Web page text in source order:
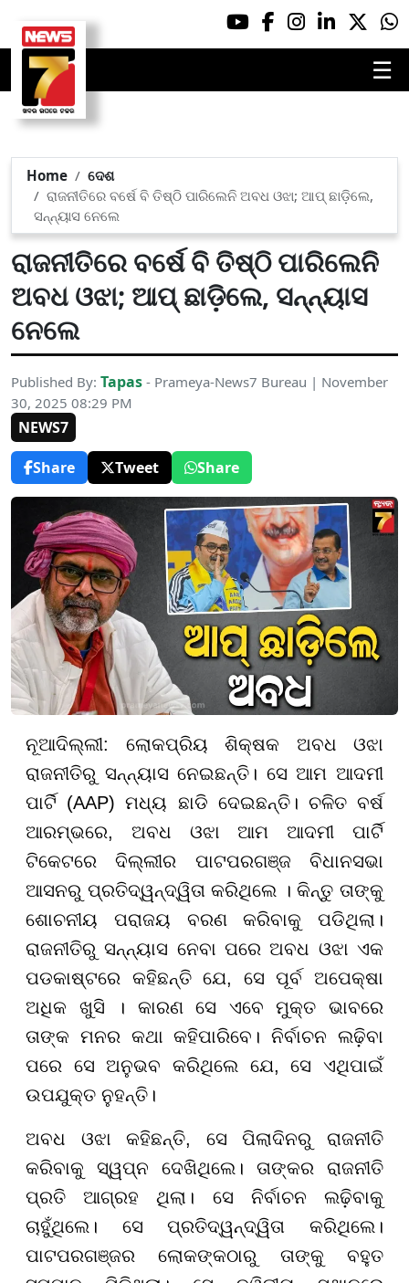
☰
Home
ଦେଶ
ରାଜନୀତିରେ ବର୍ଷେ ବି ତିଷ୍ଠି ପାରିଲେନି ଅବଧ ଓଝା; ଆପ୍ ଛାଡ଼ିଲେ,
ସନ୍ନ୍ୟାସ ନେଲେ
ରାଜନୀତିରେ ବର୍ଷେ ବି ତିଷ୍ଠି ପାରିଲେନି
ଅବଧ ଓଝା; ଆପ୍ ଛାଡ଼ିଲେ, ସନ୍ନ୍ୟାସ
ନେଲେ
Published By: Tapas - Prameya-News7 Bureau | November
30, 2025 08:29 PM
NEWS7
Share
Tweet Share
ନୂଆଦିଲ୍ଲୀ: ଲୋକପ୍ରିୟ ଶିକ୍ଷକ ଅବଧ ଓଝା
ରାଜନୀତିରୁ ସନ୍ନ୍ୟାସ ନେଇଛନ୍ତି। ସେ ଆମ ଆଦମୀ
ପାର୍ଟି (AAP) ମଧ୍ୟ ଛାଡି ଦେଇଛନ୍ତି। ଚଳିତ ବର୍ଷ
ଆରମ୍ଭରେ, ଅବଧ ଓଝା ଆମ ଆଦମୀ ପାର୍ଟି
ଟିକେଟରେ ଦିଲ୍ଲୀର ପାଟପରଗଞ୍ଜ ବିଧାନସଭା
ଆସନରୁ ପ୍ରତିଦ୍ୱନ୍ଦ୍ୱିତା କରିଥିଲେ । କିନ୍ତୁ ତାଙ୍କୁ
ଶୋଚନୀୟ ପରାଜୟ ବରଣ କରିବାକୁ ପଡିଥିଲା।
ରାଜନୀତିରୁ ସନ୍ନ୍ୟାସ ନେବା ପରେ ଅବଧ ଓଝା ଏକ
ପଡକାଷ୍ଟରେ କହିଛନ୍ତି ଯେ, ସେ ପୂର୍ବ ଅପେକ୍ଷା
ଅଧିକ ଖୁସି । କାରଣ ସେ ଏବେ ମୁକ୍ତ ଭାବରେ
ତାଙ୍କ ମନର କଥା କହିପାରିବେ। ନିର୍ବାଚନ ଲଢ଼ିବା
ପରେ ସେ ଅନୁଭବ କରିଥିଲେ ଯେ, ସେ ଏଥିପାଇଁ
ଉପଯୁକ୍ତ ନୁହନ୍ତି।
ଅବଧ ଓଝା କହିଛନ୍ତି, ସେ ପିଲାଦିନରୁ ରାଜନୀତି
କରିବାକୁ ସ୍ୱପ୍ନ ଦେଖିଥିଲେ। ତାଙ୍କର ରାଜନୀତି
ପ୍ରତି ଆଗ୍ରହ ଥିଲା। ସେ ନିର୍ବାଚନ ଲଢ଼ିବାକୁ
ଚାହୁଁଥିଲେ। ସେ ପ୍ରତିଦ୍ୱନ୍ଦ୍ୱିତା କରିଥିଲେ।
ପାଟପରଗଞ୍ଜର ଲୋକଙ୍କଠାରୁ ତାଙ୍କୁ ବହୁତ